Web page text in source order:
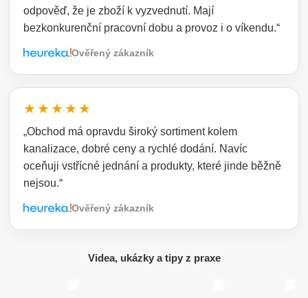
odpověď, že je zboží k vyzvednutí. Mají
bezkonkurenční pracovní dobu a provoz i o víkendu.“
Ověřený zákazník
★★★★★
„Obchod má opravdu široký sortiment kolem
kanalizace, dobré ceny a rychlé dodání. Navíc
oceňuji vstřícné jednání a produkty, které jinde běžně
nejsou.“
Ověřený zákazník
Videa, ukázky a tipy z praxe